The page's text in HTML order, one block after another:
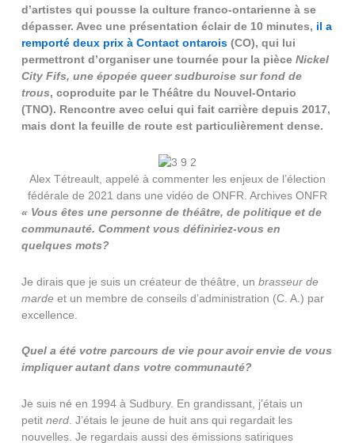
d’artistes qui pousse la culture franco-ontarienne à se
dépasser. Avec une présentation éclair de 10 minutes, il a
remporté deux prix à Contact ontarois(CO), qui lui
permettront d’organiser une tournée pour la pièce Nickel
City Fifs, une épopée queer sudburoise sur fond de
trous, coproduite par le Théâtre du Nouvel-Ontario
(TNO). Rencontre avec celui qui fait carrière depuis 2017,
mais dont la feuille de route est particulièrement dense.
Alex Tétreault, appelé à commenter les enjeux de l’élection
fédérale de 2021 dans une vidéo de ONFR. Archives ONFR
« Vous êtes une personne de théâtre, de politique et de
communauté. Comment vous définiriez-vous en
quelques mots?
Je dirais que je suis un créateur de théâtre, un brasseur de
mardeet un membre de conseils d’administration (C. A.) par
excellence.
Quel a été votre parcours de vie pour avoir envie de vous
impliquer autant dans votre communauté?
Je suis né en 1994 à Sudbury. En grandissant, j’étais un
petit nerd. J’étais le jeune de huit ans qui regardait les
nouvelles. Je regardais aussi des émissions satiriques